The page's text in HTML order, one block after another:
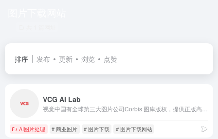
排序 发布 更新 浏览 点赞
VCG AI Lab
AI图片处理 # 商业图片 # 图片下载 # 图片下载网站